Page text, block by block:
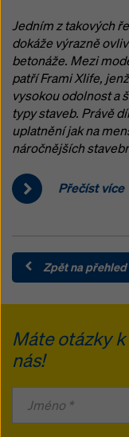
Jedním z takových
dokáže výrazně
betonáže. Mezi
patří Frami Xlife,
vysokou odolnost a
typy staveb. Právě
uplatnění jak na
náročnějších
Přečíst více
Zpět na přehled
Máte otázky
nás!